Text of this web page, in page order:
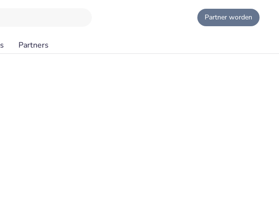
Partner worden
Partners